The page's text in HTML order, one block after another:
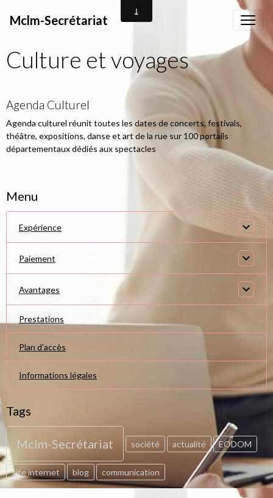
Mclm-Secrétariat
Culture et voyages
Agenda Culturel
Agenda culturel réunit toutes les dates de concerts, festivals,
théâtre, expositions, danse et art de la rue sur 100 portails
départementaux dédiés aux spectacles
Menu
Expérience
Paiement
Avantages
Prestations
Plan d'accès
Informations légales
Tags
Mclm-Secrétariat société actualité EODOM
site internet blog communication